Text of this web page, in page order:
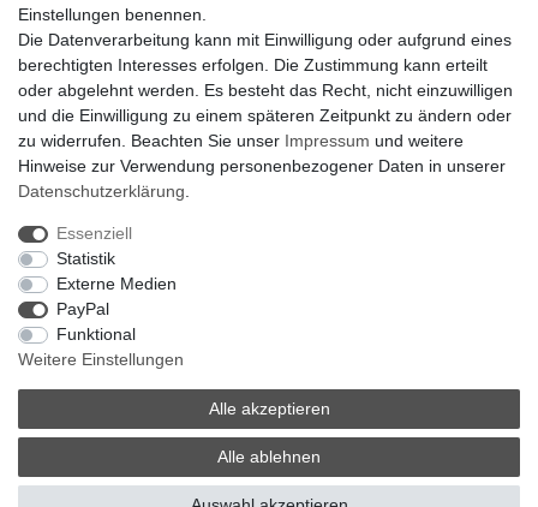
Bankverbindung:
encliso GmbH
Kreissparkasse Verl
Kto-Nr. 25007352 - BLZ 47853520
BIC/SWIFT: WELADED1WDB
IBAN: DE07 4785 3520 0025 0073 52
Impressum
Barrierefreiheitserklärung
Vertrag widerrufen
Einstellungen benennen.
Die Datenverarbeitung kann mit Einwilligung oder aufgrund eines
berechtigten Interesses erfolgen. Die Zustimmung kann erteilt
oder abgelehnt werden. Es besteht das Recht, nicht einzuwilligen
und die Einwilligung zu einem späteren Zeitpunkt zu ändern oder
zu widerrufen. Beachten Sie unser Impressum und weitere
Hinweise zur Verwendung personenbezogener Daten in unserer
Daten­schutz­erklärung
Essenziell
Statistik
Externe Medien
PayPal
Funktional
Weitere Einstellungen
Alle akzeptieren
Alle ablehnen